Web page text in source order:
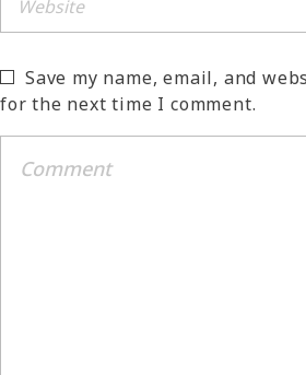
Save my name, email, and
for the next time I comment.